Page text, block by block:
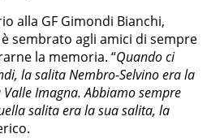
alla GF Gimondi Bianchi,
sembrato agli amici di sempre
la memoria. “Quando ci
la salita Nembro-Selvino era la
Imagna. Abbiamo sempre
salita era la sua salita, la